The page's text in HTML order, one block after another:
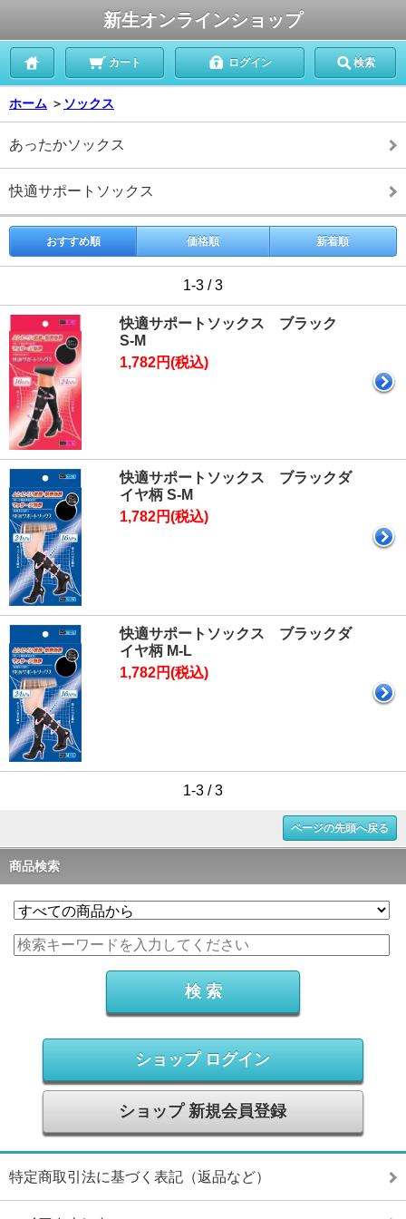
新生オンラインショップ
カート ログイン 検索
ホーム ＞ ソックス
あったかソックス
快適サポートソックス
おすすめ順 価格順 新着順
1-3 / 3
快適サポートソックス ブラック
S-M
1,782円(税込)
快適サポートソックス ブラックダ
イヤ柄 S-M
1,782円(税込)
快適サポートソックス ブラックダ
イヤ柄 M-L
1,782円(税込)
1-3 / 3
ページの先頭へ戻る
商品検索
ショップ ログイン
ショップ 新規会員登録
特定商取引法に基づく表記（返品など）